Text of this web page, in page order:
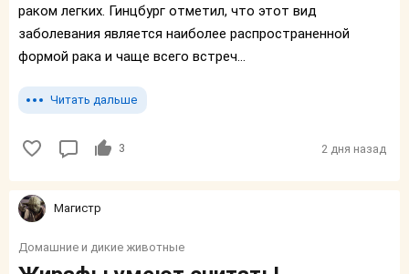
раком легких. Гинцбург отметил, что этот вид
заболевания является наиболее распространенной
формой рака и чаще всего встреч...
Читать дальше
3 2 дня назад
Магистр
Домашние и дикие животные